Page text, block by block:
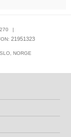
|
21951323
NORGE